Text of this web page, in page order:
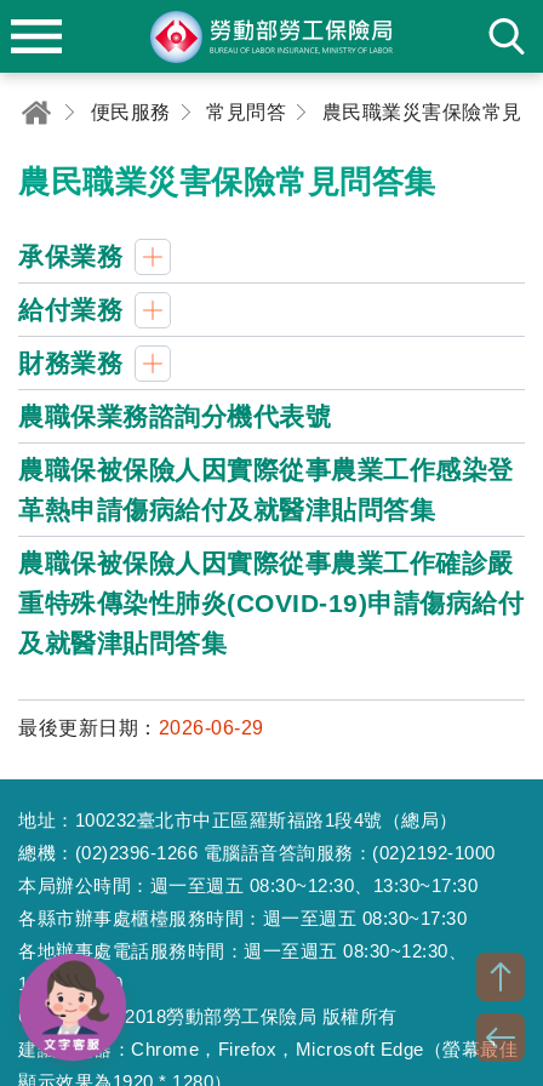
便民服務 常見問答
農民職業災害保險常見問答集
承保業務
給付業務
財務業務
農職保業務諮詢分機代表號
農職保被保險人因實際從事農業工作感染登
革熱申請傷病給付及就醫津貼問答集
農職保被保險人因實際從事農業工作確診嚴
重特殊傳染性肺炎(COVID-19)申請傷病給付
及就醫津貼問答集
最後更新日期： 2026-06-29
地址：100232臺北市中正區羅斯福路1段4號（總局）
總機：(02)2396-1266 電腦語音答詢服務：(02)2192-1000
本局辦公時間：週一至週五 08:30~12:30、13:30~17:30
各縣市辦事處櫃檯服務時間：週一至週五 08:30~17:30
各地辦事處電話服務時間：週一至週五 08:30~12:30、
13:30~17:30
Copyright © 2018勞動部勞工保險局 版權所有
建議瀏覽器：Chrome，Firefox，Microsoft Edge（螢幕最佳
顯示效果為1920 * 1280）